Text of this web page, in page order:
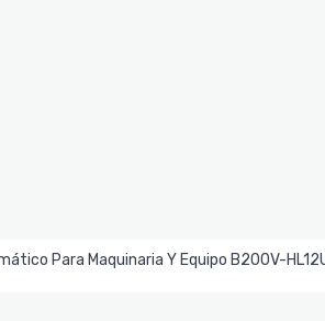
Para Maquinaria Y Equipo B200V-
Leer Más